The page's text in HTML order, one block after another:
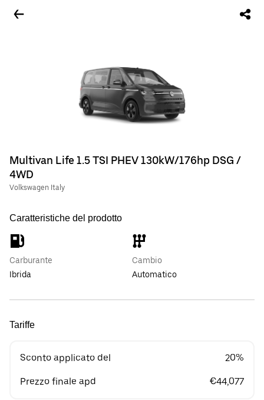
Multivan Life 1.5 TSI PHEV 130kW/176hp DSG /
4WD
Volkswagen Italy
Caratteristiche del prodotto
Carburante
Ibrida
Cambio
Automatico
Tariffe
Sconto applicato del 20%
Prezzo finale apd €44,077